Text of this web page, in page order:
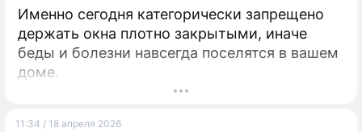
СОННИК
СТИЛЬ ЖИЗНИ
Именно сегодня категорически запрещено
держать окна плотно закрытыми, иначе
беды и болезни навсегда поселятся в вашем
доме.
11:34 / 18 апреля 2026